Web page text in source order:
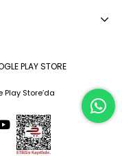
PLAY STORE
Store’da